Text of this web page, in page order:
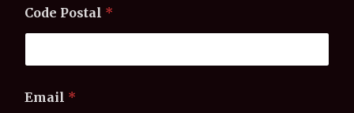
Code Postal *
Email *